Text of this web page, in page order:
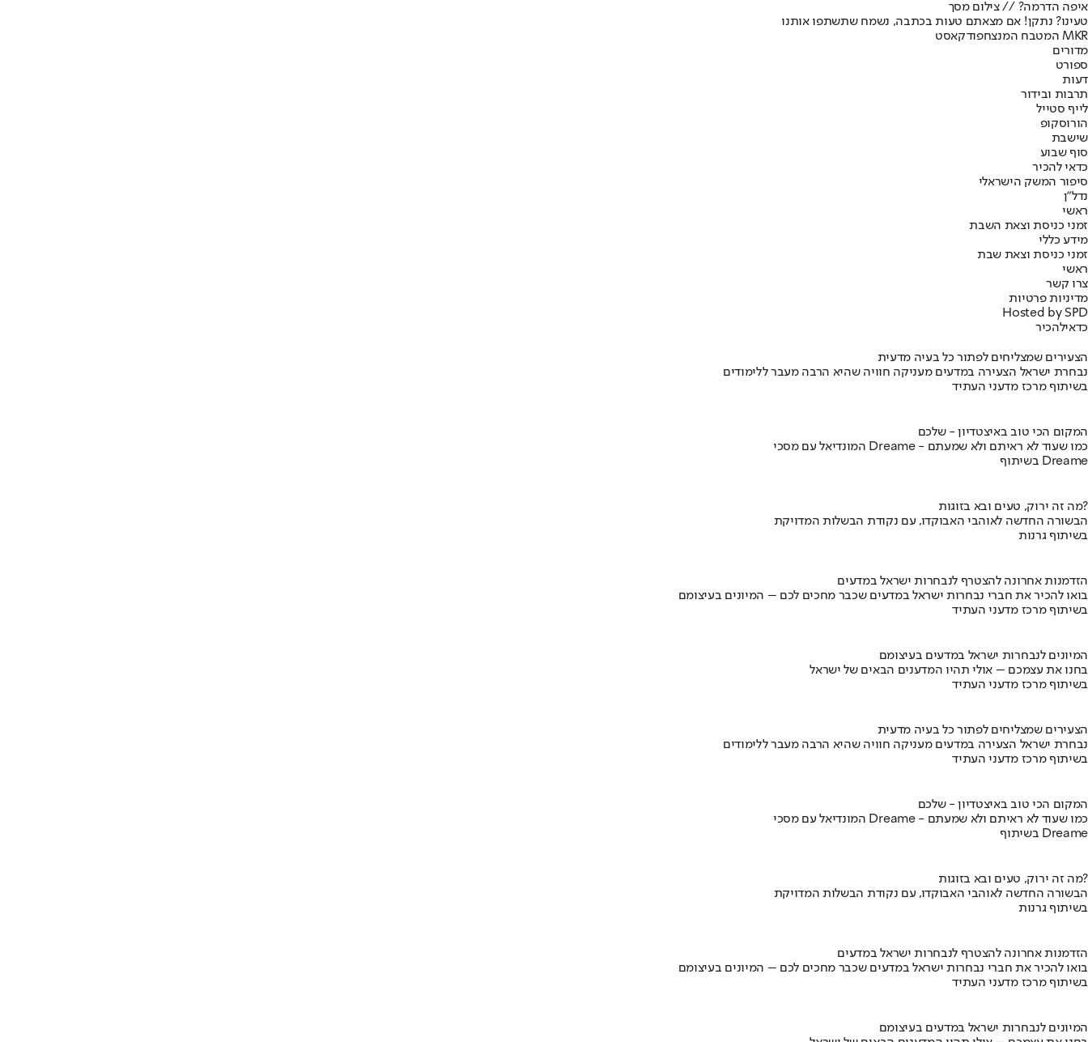
איפה הדרמה? // צילום מסך
טעינו? נתקן! אם מצאתם טעות בכתבה, נשמח שתשתפו אותנו
MKR המטבח המנצח
פודקאסט
מדורים
ספורט
דעות
תרבות ובידור
לייף סטייל
הורוסקופ
שישבת
סוף שבוע
כדאי להכיר
סיפור המשק הישראלי
נדל"ן
ראשי
זמני כניסת וצאת השבת
מידע כללי
זמני כניסת וצאת שבת
ראשי
צרו קשר
מדיניות פרטיות
Hosted by SPD
כדאילהכיר
הצעירים שמצליחים לפתור כל בעיה מדעית
נבחרת ישראל הצעירה במדעים מעניקה חוויה שהיא הרבה מעבר ללימודים
בשיתוף מרכז מדעני העתיד
המקום הכי טוב באיצטדיון - שלכם
המונדיאל עם מסכי Dreame - כמו שעוד לא ראיתם ולא שמעתם
בשיתוף Dreame
מה זה ירוק, טעים ובא בזוגות?
הבשורה החדשה לאוהבי האבוקדו, עם נקודת הבשלות המדויקת
בשיתוף גרנות
הזדמנות אחרונה להצטרף לנבחרות ישראל במדעים
בואו להכיר את חברי נבחרות ישראל במדעים שכבר מחכים לכם – המיונים בעיצומם
בשיתוף מרכז מדעני העתיד
המיונים לנבחרות ישראל במדעים בעיצומם
בחנו את עצמכם – אולי תהיו המדענים הבאים של ישראל
בשיתוף מרכז מדעני העתיד
הצעירים שמצליחים לפתור כל בעיה מדעית
נבחרת ישראל הצעירה במדעים מעניקה חוויה שהיא הרבה מעבר ללימודים
בשיתוף מרכז מדעני העתיד
המקום הכי טוב באיצטדיון - שלכם
המונדיאל עם מסכי Dreame - כמו שעוד לא ראיתם ולא שמעתם
בשיתוף Dreame
מה זה ירוק, טעים ובא בזוגות?
הבשורה החדשה לאוהבי האבוקדו, עם נקודת הבשלות המדויקת
בשיתוף גרנות
הזדמנות אחרונה להצטרף לנבחרות ישראל במדעים
בואו להכיר את חברי נבחרות ישראל במדעים שכבר מחכים לכם – המיונים בעיצומם
בשיתוף מרכז מדעני העתיד
המיונים לנבחרות ישראל במדעים בעיצומם